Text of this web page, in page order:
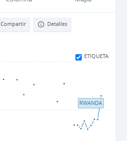
Compartir Detalles
ETIQUETA
RWANDA